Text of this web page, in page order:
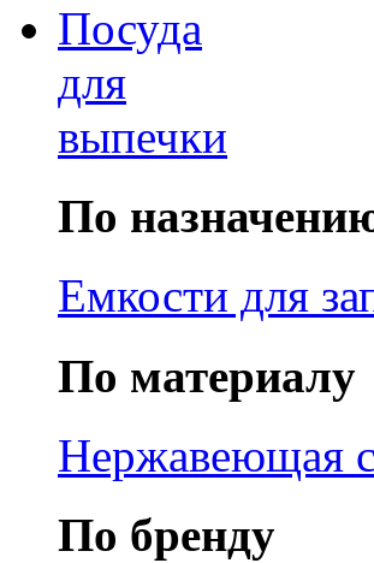
Посуда
для
выпечки
По
Емкости для
По материалу
Нержавеющая
По бренду